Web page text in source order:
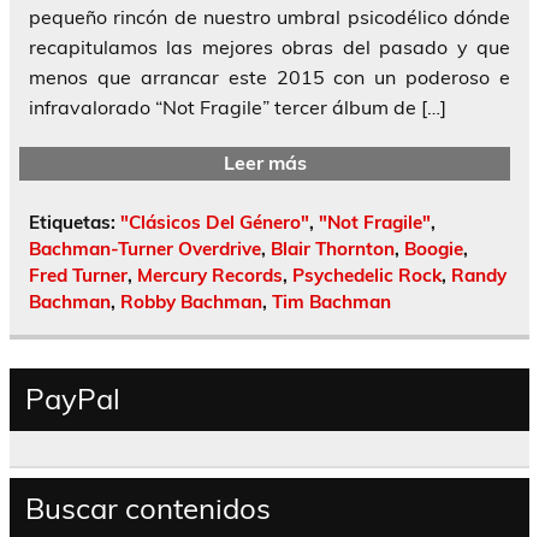
pequeño rincón de nuestro umbral psicodélico dónde
recapitulamos las mejores obras del pasado y que
menos que arrancar este 2015 con un poderoso e
infravalorado “Not Fragile” tercer álbum de […]
Leer más
Etiquetas: "Clásicos Del Género", "Not Fragile",
Bachman-Turner Overdrive, Blair Thornton, Boogie,
Fred Turner, Mercury Records, Psychedelic Rock, Randy
Bachman, Robby Bachman, Tim Bachman
PayPal
Buscar contenidos